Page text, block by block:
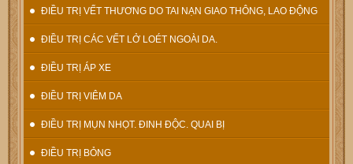
ĐIỀU TRỊ VẾT THƯƠNG DO TAI NẠN GIAO THÔNG, LAO ĐỘNG
ĐIỀU TRỊ CÁC VẾT LỞ LOÉT NGOÀI DA.
ĐIỀU TRỊ ÁP XE
ĐIỀU TRỊ VIÊM DA
ĐIỀU TRỊ MỤN NHỌT. ĐINH ĐỘC. QUAI BỊ
ĐIỀU TRỊ BỎNG